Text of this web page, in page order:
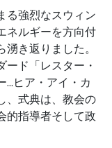
る強烈なスウィン
ネルギーを方向付
き返りました。
ド「レスター・
...ヒア・アイ・カ
、式典は、教会の
的指導者そして政